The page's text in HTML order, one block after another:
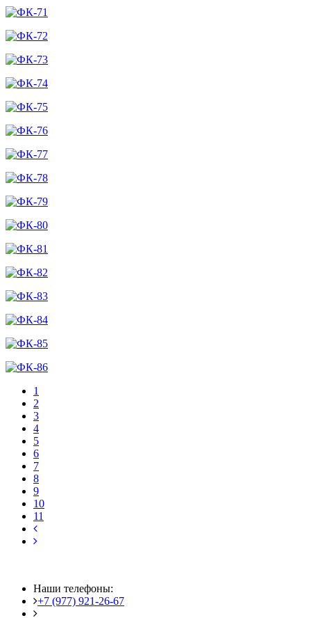
1
2
3
4
5
6
7
8
9
10
11
Наши телефоны:
+7 (977) 921-26-67